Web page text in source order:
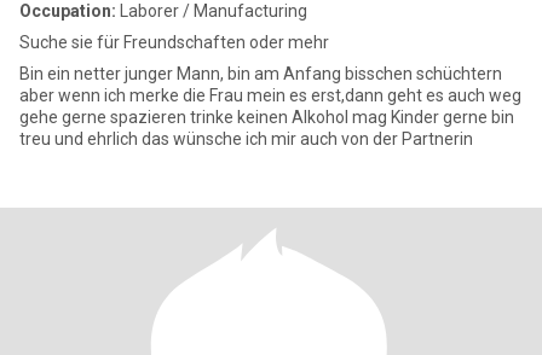
Occupation: Laborer / Manufacturing
Suche sie für Freundschaften oder mehr
Bin ein netter junger Mann, bin am Anfang bisschen schüchtern
aber wenn ich merke die Frau mein es erst,dann geht es auch weg
gehe gerne spazieren trinke keinen Alkohol mag Kinder gerne bin
treu und ehrlich das wünsche ich mir auch von der Partnerin